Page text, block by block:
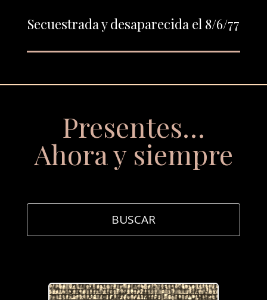
Secuestrada y desaparecida el 8/6/77
Presentes…
Ahora y siempre